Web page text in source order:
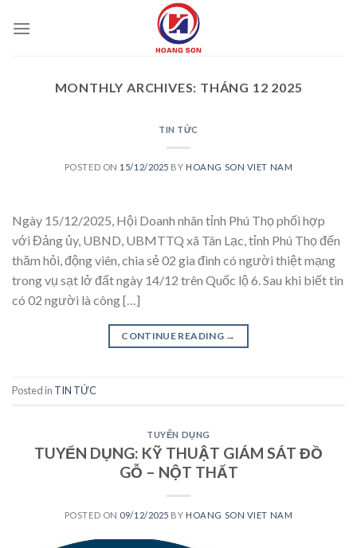
MONTHLY ARCHIVES: THÁNG 12 2025
TIN TỨC
POSTED ON 15/12/2025 BY HOANG SON VIET NAM
Ngày 15/12/2025, Hội Doanh nhân tỉnh Phú Thọ phối hợp
với Đảng ủy, UBND, UBMTTQ xã Tân Lạc, tỉnh Phú Thọ đến
thăm hỏi, động viên, chia sẻ 02 gia đình có người thiệt mạng
trong vụ sạt lở đất ngày 14/12 trên Quốc lộ 6. Sau khi biết tin
có 02 người là công […]
CONTINUE READING →
Posted in TIN TỨC
TUYỂN DỤNG
TUYỂN DỤNG: KỸ THUẬT GIÁM SÁT ĐỒ
GỖ – NỘT THẤT
POSTED ON 09/12/2025 BY HOANG SON VIET NAM